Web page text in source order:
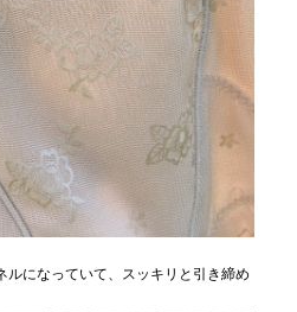
ルになっていて、スッキリと引き締め